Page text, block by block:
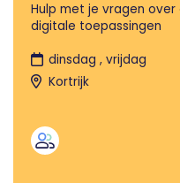
Hulp met je vragen
digitale toepassingen
dinsdag , vrijdag
Kortrijk